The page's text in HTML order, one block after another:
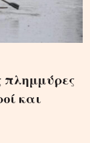
πλημμύρες
και